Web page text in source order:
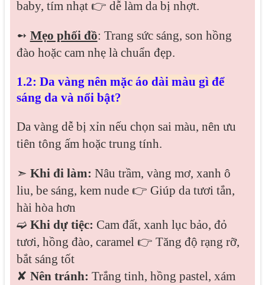
baby, tím nhạt 👉 dễ làm da bị nhợt.
➻ Mẹo phối đồ: Trang sức sáng, son hồng
đào hoặc cam nhẹ là chuẩn đẹp.
1.2: Da vàng nên mặc áo dài màu gì để
sáng da và nổi bật?
Da vàng dễ bị xỉn nếu chọn sai màu, nên ưu
tiên tông ấm hoặc trung tính.
➣ Khi đi làm: Nâu trầm, vàng mơ, xanh ô
liu, be sáng, kem nude 👉 Giúp da tươi tắn,
hài hòa hơn
➫ Khi dự tiệc: Cam đất, xanh lục bảo, đỏ
tươi, hồng đào, caramel 👉 Tăng độ rạng rỡ,
bắt sáng tốt
✘ Nên tránh: Trắng tinh, hồng pastel, xám